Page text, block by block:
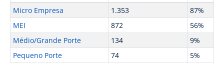
Micro Empresa 1.353
87%
MEI
872
56%
Médio/Grande Porte
134
9%
Pequeno Porte
74 5%